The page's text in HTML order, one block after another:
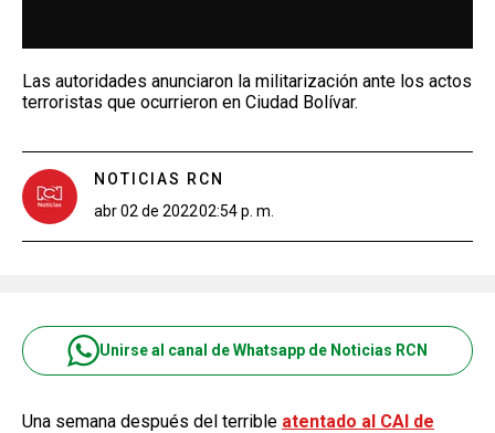
Las autoridades anunciaron la militarización ante los actos
terroristas que ocurrieron en Ciudad Bolívar.
NOTICIAS RCN
abr 02 de 202202:54 p. m.
Unirse al canal de Whatsapp de Noticias RCN
Una semana después del terrible atentado al CAI de